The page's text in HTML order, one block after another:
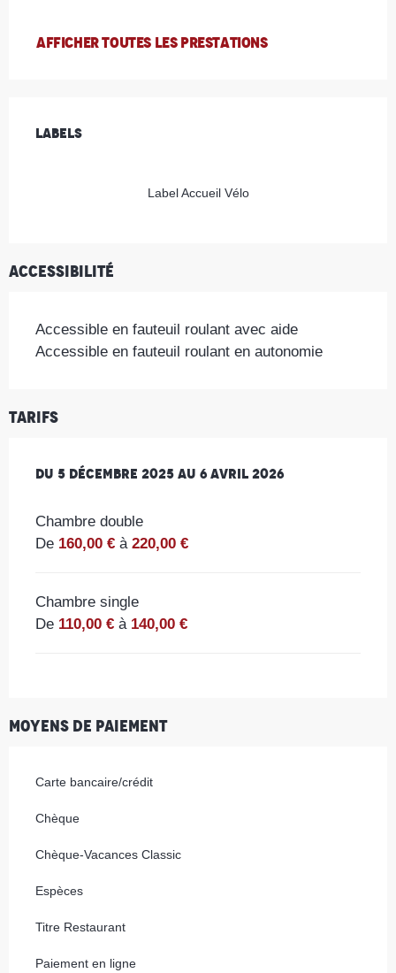
AFFICHER TOUTES LES PRESTATIONS
Labels
Labels
Label Accueil Vélo
Accessibilité
Accessible en fauteuil roulant avec aide
Accessible en fauteuil roulant en autonomie
Tarifs
Du 5 décembre 2025au 6 avril 2026
Du 5 décembre 2025au 6 avril 2026
Chambre double
De 160,00 € à 220,00 €
Chambre single
De 110,00 € à 140,00 €
Moyens de paiement
Carte bancaire/crédit
Chèque
Chèque-Vacances Classic
Espèces
Titre Restaurant
Paiement en ligne